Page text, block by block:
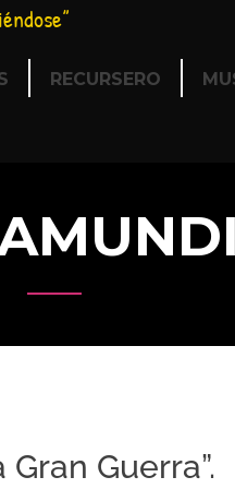
RECURSERO
Guerra”.